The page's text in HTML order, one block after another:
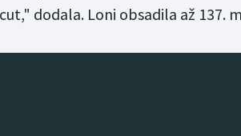
dodala. Loni obsadila až 137.